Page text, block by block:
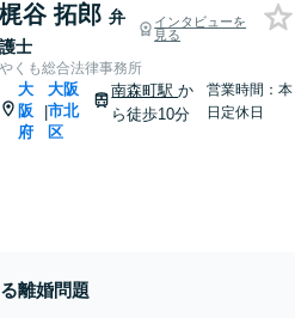
梶谷 拓郎 弁
護士
インタビューを
見る
やくも総合法律事務所
大
阪
府
|
大阪
市北
区
南森町駅か
ら徒歩10分
営業時間：本
日定休日
離婚問題